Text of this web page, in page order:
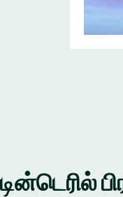
டின்டெரில்